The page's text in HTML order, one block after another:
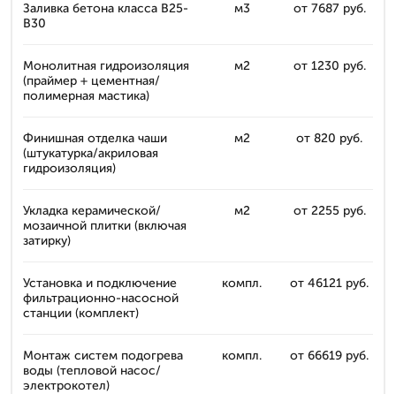
Заливка бетона класса B25-
B30
м3 от 7687 руб.
Монолитная гидроизоляция
(праймер + цементная/
полимерная мастика)
м2 от 1230 руб.
Финишная отделка чаши
(штукатурка/акриловая
гидроизоляция)
м2 от 820 руб.
Укладка керамической/
мозаичной плитки (включая
затирку)
м2 от 2255 руб.
Установка и подключение
фильтрационно-насосной
станции (комплект)
компл. от 46121 руб.
Монтаж систем подогрева
воды (тепловой насос/
электрокотел)
компл. от 66619 руб.